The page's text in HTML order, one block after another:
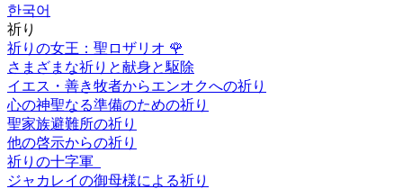
한국어
祈り
祈りの女王：聖ロザリオ 🌹
さまざまな祈りと献身と駆除
イエス・善き牧者からエンオクへの祈り
心の神聖なる準備のための祈り
聖家族避難所の祈り
他の啓示からの祈り
祈りの十字軍
ジャカレイの御母様による祈り